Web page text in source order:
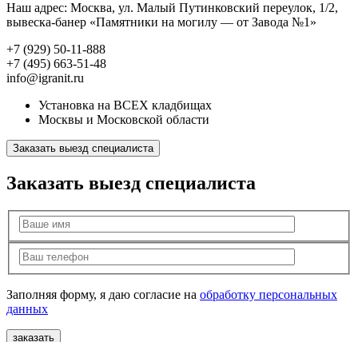
Наш адрес: Москва, ул. Малый Путинковский переулок, 1/2,
вывеска-банер «Памятники на могилу — от Завода №1»
+7 (929) 50-11-888
+7 (495) 663-51-48
info@igranit.ru
Установка на ВСЕХ кладбищах
Москвы и Московской области
Заказать выезд специалиста
Заказать выезд специалиста
Заполняя форму, я даю согласие на обработку персональных
данных